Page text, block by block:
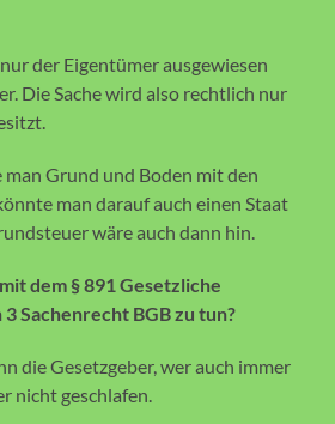
der Eigentümer ausgewiesen
Die Sache wird also rechtlich nur
Grund und Boden mit den
man darauf auch einen Staat
wäre auch dann hin.
dem § 891 Gesetzliche
Sachenrecht BGB zu tun?
die Gesetzgeber, wer auch immer
nicht geschlafen.